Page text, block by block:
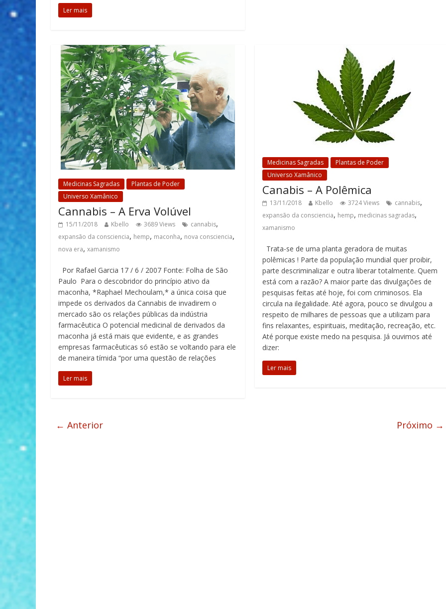
Ler mais
Medicinas Sagradas
Plantas de Poder
Universo Xamânico
Cannabis – A Erva Volúvel
15/11/2018 Kbello 3689 Views cannabis,
expansão da consciencia, hemp, maconha, nova consciencia,
nova era, xamanismo
Por Rafael Garcia 17 / 6 / 2007 Fonte: Folha de São
Paulo Para o descobridor do princípio ativo da
maconha, *Raphael Mechoulam,* a única coisa que
impede os derivados da Cannabis de invadirem o
mercado são os relações públicas da indústria
farmacêutica O potencial medicinal de derivados da
maconha já está mais que evidente, e as grandes
empresas farmacêuticas só estão se voltando para ele
de maneira tímida “por uma questão de relações
Ler mais
Medicinas Sagradas
Plantas de Poder
Universo Xamânico
Canabis – A Polêmica
13/11/2018 Kbello 3724 Views cannabis,
expansão da consciencia, hemp, medicinas sagradas,
xamanismo
Trata-se de uma planta geradora de muitas
polêmicas ! Parte da população mundial quer proibir,
parte descriminalizar e outra liberar totalmente. Quem
está com a razão? A maior parte das divulgações de
pesquisas feitas até hoje, foi com criminosos. Ela
circula na ilegalidade. Até agora, pouco se divulgou a
respeito de milhares de pessoas que a utilizam para
fins relaxantes, espirituais, meditação, recreação, etc.
Até porque existe medo na pesquisa. Já ouvimos até
dizer:
Ler mais
← Anterior Próximo →